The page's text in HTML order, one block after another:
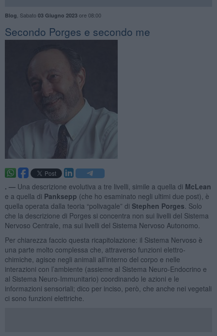
Blog Sabato 03 Giugno 2023ore 08:00
​Secondo Porges e secondo me
. — Una descrizione evolutiva a tre livelli, simile a quella di McLean
e a quella di Panksepp (che ho esaminato negli ultimi due post), è
quella operata dalla teoria “polivagale” di Stephen Porges . Solo
che la descrizione di Porges si concentra non sui livelli del Sistema
Nervoso Centrale, ma sui livelli del Sistema Nervoso Autonomo.
Per chiarezza faccio questa ricapitolazione: il Sistema Nervoso è
una parte molto complessa che, attraverso funzioni elettro-
chimiche, agisce negli animali all’interno del corpo e nelle
interazioni con l’ambiente (assieme al Sistema Neuro-Endocrino e
al Sistema Neuro-Immunitario) coordinando le azioni e le
informazioni sensoriali; dico per inciso, però, che anche nei vegetali
ci sono funzioni elettriche.